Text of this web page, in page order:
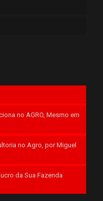
no AGRO, Mesmo em
no Agro, por Miguel
da Sua Fazenda